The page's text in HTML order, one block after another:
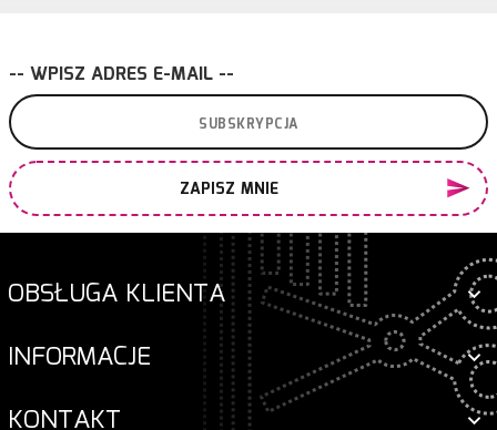
-- WPISZ ADRES E-MAIL --
ZAPISZ MNIE
OBSŁUGA KLIENTA
INFORMACJE
KONTAKT